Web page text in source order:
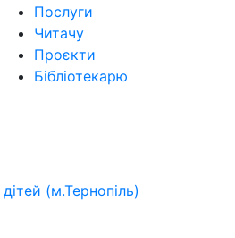
Послуги
Читачу
Проєкти
Бібліотекарю
(м.Тернопіль)